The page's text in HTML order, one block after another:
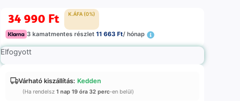
34 990 Ft K.ÁFA (0%)
3 kamatmentes részlet11 663 Ft/ hónap
Elfogyott
Várható kiszállítás: Kedden
(Ha rendelsz1 nap 19 óra 32 perc-en belül)